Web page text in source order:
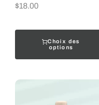
$18.00
Choix des
options